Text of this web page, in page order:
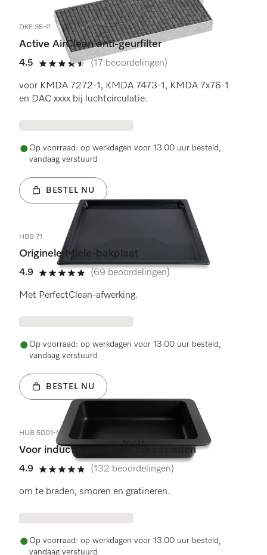
DKF 35-P
Active AirClean anti-geurfilter
4.5
4.5 sterren op 5
(17 beoordelingen)
voor KMDA 7272-1, KMDA 7473-1, KMDA 7x76-1
en DAC xxxx bij luchtcirculatie.
Op voorraad: op werkdagen voor 13.00 uur besteld,
vandaag verstuurd
BESTEL NU
HBB 71
Originele Miele-bakplaat
4.9
4.9 sterren op 5
(69 beoordelingen)
Met PerfectClean-afwerking.
Op voorraad: op werkdagen voor 13.00 uur besteld,
vandaag verstuurd
BESTEL NU
HUB 5001-M
Voor inductie geschikte braadsleden
4.9
4.9 sterren op 5
(132 beoordelingen)
om te braden, smoren en gratineren.
Op voorraad: op werkdagen voor 13.00 uur besteld,
vandaag verstuurd